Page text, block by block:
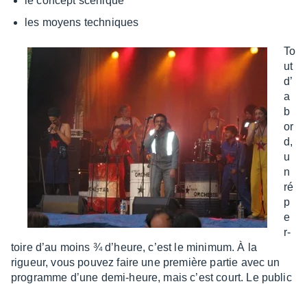
les moyens tech­niques
To
ut
d’
a
b
or
d,
u
n
ré
p
e
r­
toire d’au moins ¾ d’heure, c’est le mini­mum. À la
rigueur, vous pouvez faire une première partie avec un
programme d’une demi-heure, mais c’est court. Le public